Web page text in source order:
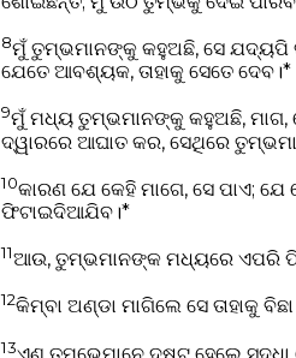
8ମୁଁ ତୁମ୍ଭମାନଙ୍କୁ କହୁଅଛି, ସେ ଯଦ୍ୟପି
ଯେତେ ଆବଶ୍ୟକ, ତାହାକୁ ସେତେ ଦେବ।*
9ମୁଁ ମଧ୍ୟ ତୁମ୍ଭମାନଙ୍କୁ କହୁଅଛି, ମାଗ,
ଦ୍ୱାରରେ ଆଘାତ କର, ସେଥିରେ
10କାରଣ ଯେ କେହି ମାଗେ, ସେ ପାଏ;
ଫିଟାଇଦିଆଯିବ।*
11ଆଉ, ତୁମ୍ଭମାନଙ୍କ ମଧ୍ୟରେ ଏପରି ପିତା
12କିମ୍ବା ଅଣ୍ଡା ମାଗିଲେ ସେ ତାହାକୁ
13